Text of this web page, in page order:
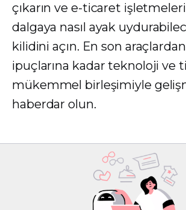
çıkarın ve e-ticaret
dalgaya nasıl ayak
kilidini açın. En son araçlardan
ipuçlarına kadar teknoloji ve
mükemmel birleşimiyle
haberdar olun.